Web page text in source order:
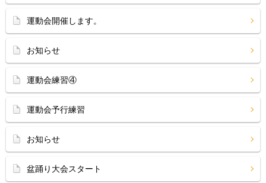
運動会開催します。
お知らせ
運動会練習④
運動会予行練習
お知らせ
盆踊り大会スタート